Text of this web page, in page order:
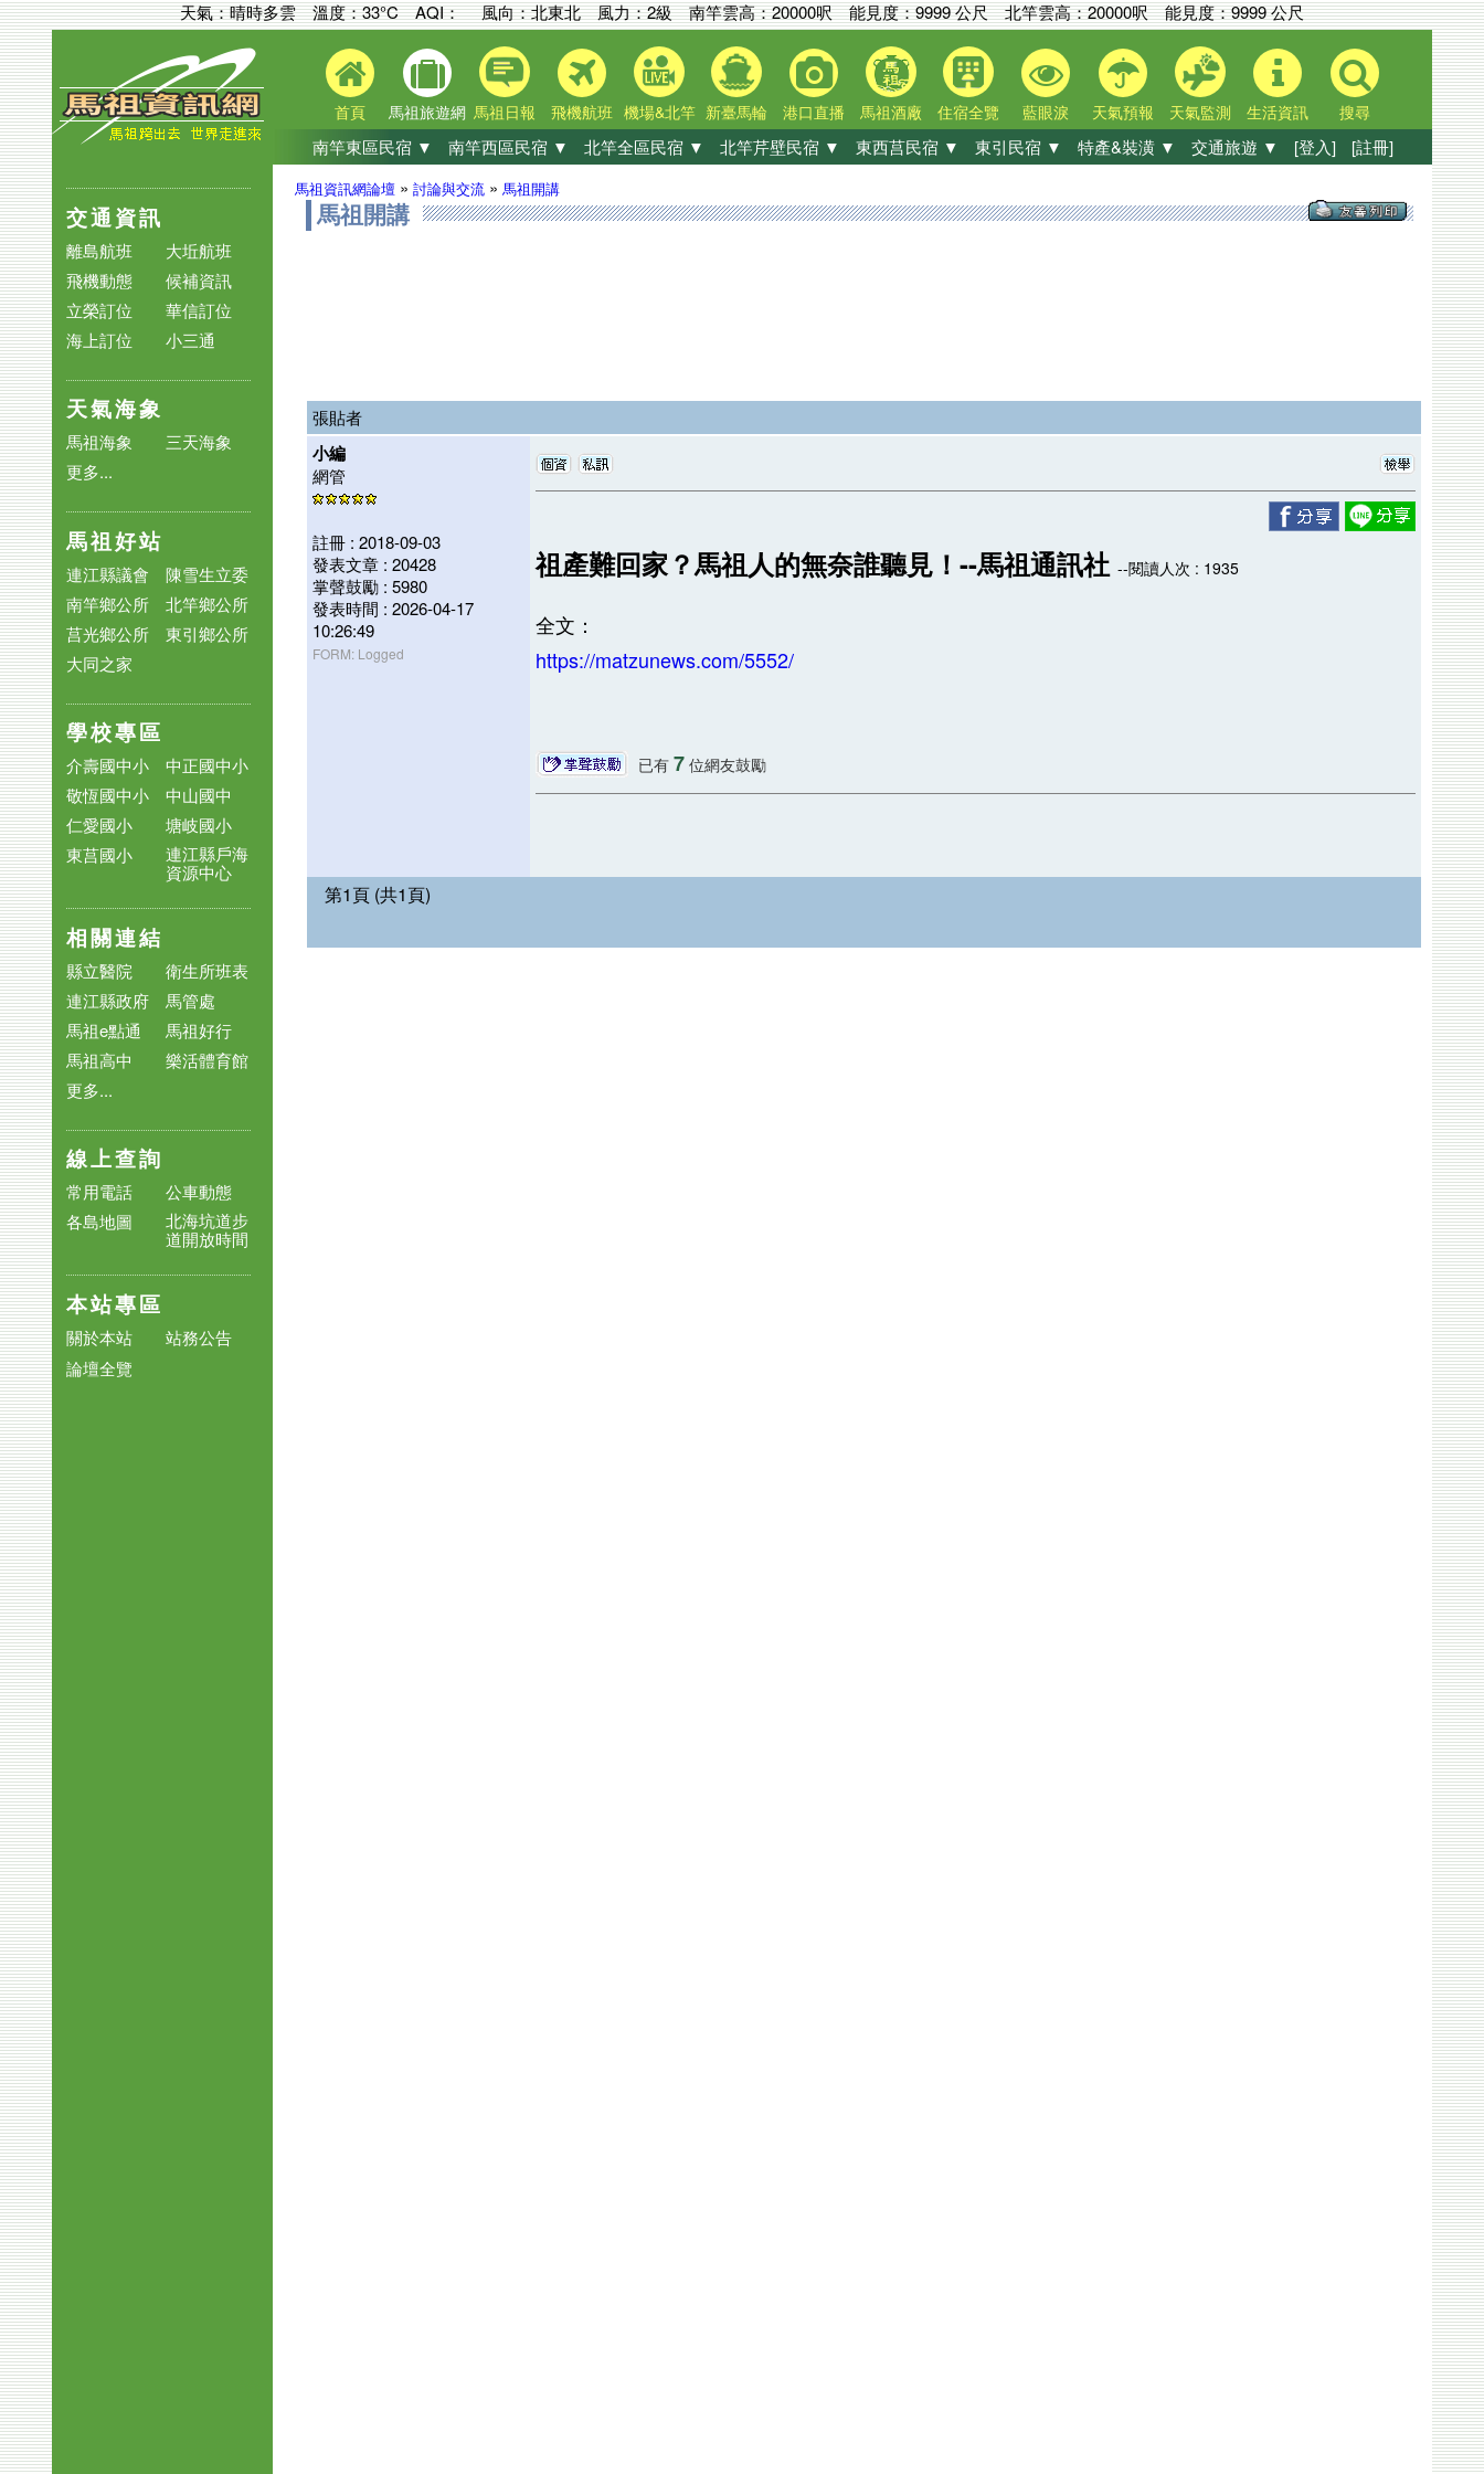
天氣：晴時多雲 溫度：33°CAQI： 風向：北東北 風力：2級南竿雲高：20000呎能見度：9999 公尺北竿雲高：20000呎能見度：9999 公尺
首頁 馬祖旅遊網 馬祖日報 飛機航班 機場&北竿 新臺馬輪 港口直播 馬祖酒廠 住宿全覽 藍眼淚 天氣預報 天氣監測 生活資訊 搜尋
南竿東區民宿 ▼ 南竿西區民宿 ▼ 北竿全區民宿 ▼ 北竿芹壁民宿 ▼ 東西莒民宿 ▼ 東引民宿 ▼ 特產&裝潢 ▼ 交通旅遊 ▼ [登入] [註冊]
交通資訊
離島航班
大坵航班
飛機動態
候補資訊
立榮訂位
華信訂位
海上訂位
小三通
天氣海象
馬祖海象
三天海象
更多...
馬祖好站
連江縣議會
陳雪生立委
南竿鄉公所
北竿鄉公所
莒光鄉公所
東引鄉公所
大同之家
學校專區
介壽國中小
中正國中小
敬恆國中小
中山國中
仁愛國小
塘岐國小
東莒國小
連江縣戶海
資源中心
相關連結
縣立醫院
衛生所班表
連江縣政府
馬管處
馬祖e點通
馬祖好行
馬祖高中
樂活體育館
更多...
線上查詢
常用電話
公車動態
各島地圖
北海坑道步
道開放時間
本站專區
關於本站
站務公告
論壇全覽
馬祖資訊網論壇 » 討論與交流 » 馬祖開講
馬祖開講
張貼者
小編
網管
註冊 : 2018-09-03
發表文章 : 20428
掌聲鼓勵 : 5980
發表時間 : 2026-04-17
10:26:49
FORM: Logged
祖產難回家？馬祖人的無奈誰聽見！--馬祖通訊社 --閱讀人次 : 1935
全文：
https://matzunews.com/5552/
已有 7位網友鼓勵
第1頁 (共1頁)